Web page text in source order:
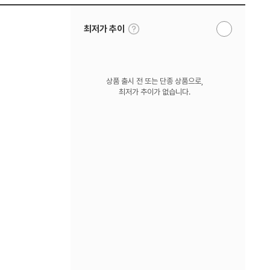
최저가 추이
툴
팁
알
상품 출시 전 또는 단종 상품으로,
최저가 추이가 없습니다.